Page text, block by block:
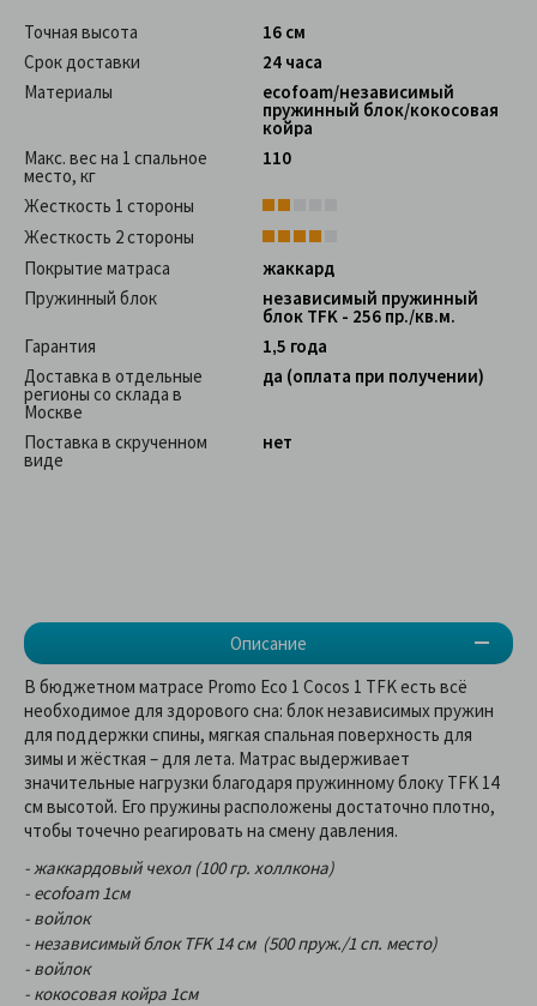
Описание
Точная высота
16 см
Срок доставки
24 часа
Материалы
ecofoam/независимый
пружинный блок/кокосовая
койра
Макс. вес на 1 спальное
место, кг
110
Жесткость 1 стороны
Жесткость 2 стороны
Покрытие матраса
жаккард
Пружинный блок
независимый пружинный
блок TFK - 256 пр./кв.м.
Гарантия
1,5 года
Доставка в отдельные
регионы со склада в
Москве
да (оплата при получении)
Поставка в скрученном
виде
нет
В бюджетном матрасе Promo Eco 1 Cocos 1 TFK есть всё
необходимое для здорового сна: блок независимых пружин
для поддержки спины, мягкая спальная поверхность для
зимы и жёсткая – для лета. Матрас выдерживает
значительные нагрузки благодаря пружинному блоку TFK 14
см высотой. Его пружины расположены достаточно плотно,
чтобы точечно реагировать на смену давления.
- жаккардовый чехол (100 гр. холлкона)
- еcofoam 1см
- войлок
- независимый блок TFK 14 см (500 пруж./1 сп. место)
- войлок
- кокосовая койра 1см